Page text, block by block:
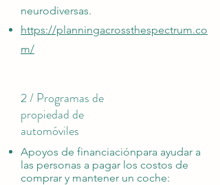
neurodiversas.
https://planningacrossthespectrum.co
m/
2 / Programas de
propiedad de
automóviles
Apoyos de financiaciónpara ayudar a
las personas a pagar los costos de
comprar y mantener un coche: